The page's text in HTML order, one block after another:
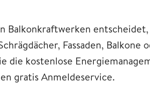
Balkonkraftwerken
Fassaden, Balkone
kostenlose
gratis Anmeldeservice.